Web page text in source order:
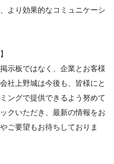
より効果的なコミュニケーシ
示板ではなく、企業とお客様
社上野城は今後も、皆様にと
ングで提供できるよう努めて
クいただき、最新の情報をお
ご要望もお待ちしておりま